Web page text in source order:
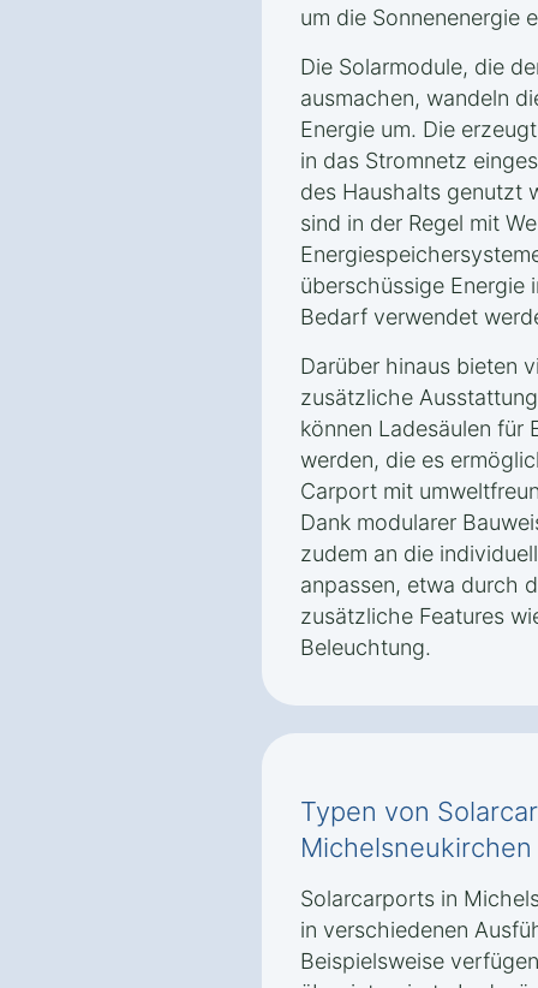
um die Sonnenenergie
Die Solarmodule, die
ausmachen, wandeln
Energie um. Die
in das Stromnetz
des Haushalts genutzt
sind in der Regel mit
überschüssige Energie
Bedarf verwendet
Darüber hinaus bieten
zusätzliche
können Ladesäulen für
werden, die es
Carport mit
Dank modularer
zudem an die
anpassen, etwa durch
zusätzliche Features
Beleuchtung.
Typen von
Solarcarports in
in verschiedenen
Beispielsweise